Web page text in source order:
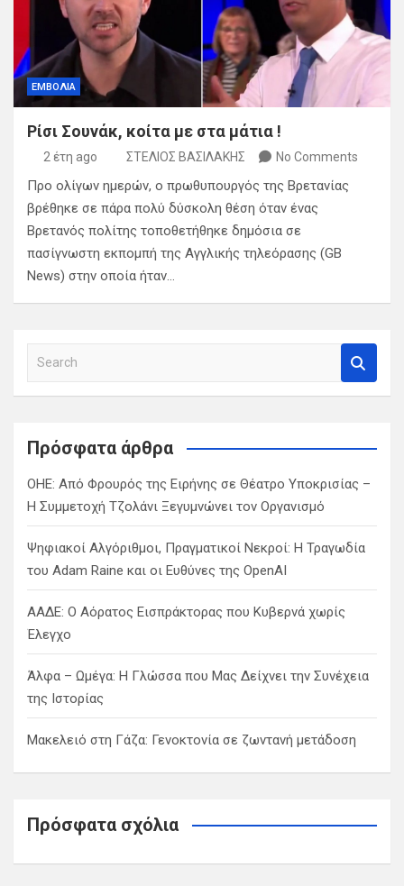
ΕΜΒΟΛΙΑ
Ρίσι Σουνάκ, κοίτα με στα μάτια !
2 έτη ago ΣΤΕΛΙΟΣ ΒΑΣΙΛΑΚΗΣ No Comments
Προ ολίγων ημερών, ο πρωθυπουργός της Βρετανίας
βρέθηκε σε πάρα πολύ δύσκολη θέση όταν ένας
Βρετανός πολίτης τοποθετήθηκε δημόσια σε
πασίγνωστη εκπομπή της Αγγλικής τηλεόρασης (GB
News) στην οποία ήταν…
a
c
Πρόσφατα άρθρα
ΟΗΕ: Από Φρουρός της Ειρήνης σε Θέατρο Υποκρισίας –
Η Συμμετοχή Τζολάνι Ξεγυμνώνει τον Οργανισμό
Ψηφιακοί Αλγόριθμοι, Πραγματικοί Νεκροί: Η Τραγωδία
του Adam Raine και οι Ευθύνες της OpenAI
ΑΑΔΕ: Ο Αόρατος Εισπράκτορας που Κυβερνά χωρίς
Έλεγχο
Άλφα – Ωμέγα: Η Γλώσσα που Μας Δείχνει την Συνέχεια
της Ιστορίας
Μακελειό στη Γάζα: Γενοκτονία σε ζωντανή μετάδοση
Πρόσφατα σχόλια